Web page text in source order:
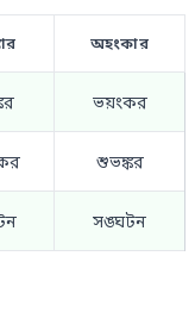
অহংকার
ভয়ংকর
শুভঙ্কর
সঙ্ঘটন